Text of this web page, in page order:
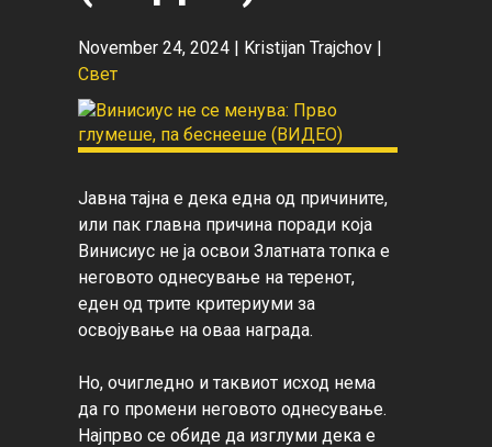
November 24, 2024 | Kristijan Trajchov |
Свет
Јавна тајна е дека една од причините,
или пак главна причина поради која
Винисиус не ја освои Златната топка е
неговото однесување на теренот,
еден од трите критериуми за
освојување на оваа награда.
Но, очигледно и таквиот исход нема
да го промени неговото однесување.
Најпрво се обиде да изглуми дека е